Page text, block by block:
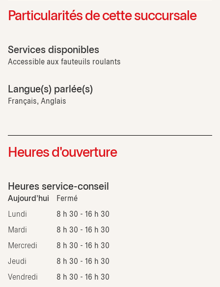
Particularités de cette succursale
Services disponibles
Accessible aux fauteuils roulants
Langue(s) parlée(s)
Français, Anglais
Heures d'ouverture
Heures service-conseil
Aujourd'hui Fermé
Lundi 8 h 30 - 16 h 30
Mardi 8 h 30 - 16 h 30
Mercredi 8 h 30 - 16 h 30
Jeudi 8 h 30 - 16 h 30
Vendredi 8 h 30 - 16 h 30